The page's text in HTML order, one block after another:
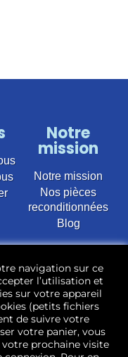
Notre
mission
Notre mission
Nos pièces
reconditionnées
Blog
et modèles. Plus de
linge, Lave-
Plaques de
aspirateurs,
Téléviseur.)
testées pas nos
navigation sur ce
l’utilisation et
sur votre appareil
(petits fichiers
de suivre votre
votre panier, vous
prochaine visite